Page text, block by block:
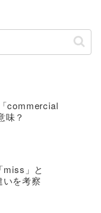
commercial
味？
miss」と
いを考察